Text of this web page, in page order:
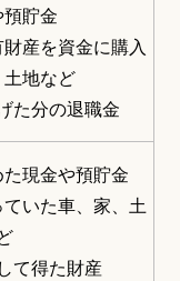
貯金
産を資金に購入
土地など
た分の退職金
た現金や預貯金
いた車、家、土
て得た財産